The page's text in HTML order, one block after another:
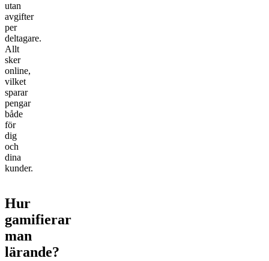
utan
avgifter
per
deltagare.
Allt
sker
online,
vilket
sparar
pengar
både
för
dig
och
dina
kunder.
Hur
gamifierar
man
lärande?